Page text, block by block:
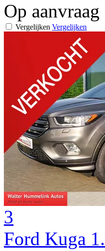
Op aanvraag
Vergelijken Vergelijken
3
Ford Kuga